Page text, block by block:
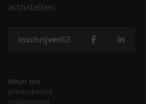
activiteiten.
inschrijven
steun ons
privacybeleid
cookiebeleid